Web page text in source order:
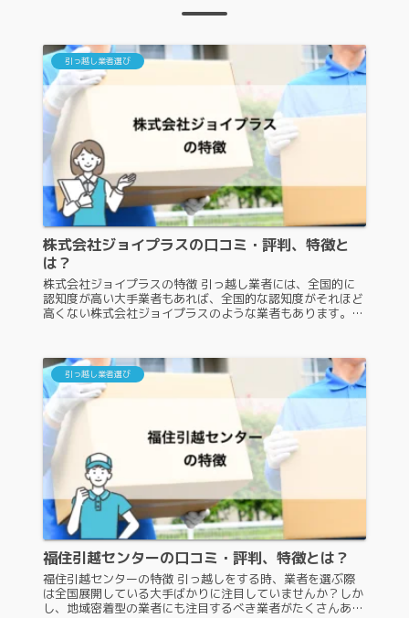
引っ越し業者選び
株式会社ジョイプラスの口コミ・評判、特徴と
は？
株式会社ジョイプラスの特徴 引っ越し業者には、全国的に
認知度が高い大手業者もあれば、全国的な認知度がそれほど
高くない株式会社ジョイプラスのような業者もあります。認
引っ越し業者選び
福住引越センターの口コミ・評判、特徴とは？
福住引越センターの特徴 引っ越しをする時、業者を選ぶ際
は全国展開している大手ばかりに注目していませんか？しか
し、地域密着型の業者にも注目するべき業者がたくさんあり